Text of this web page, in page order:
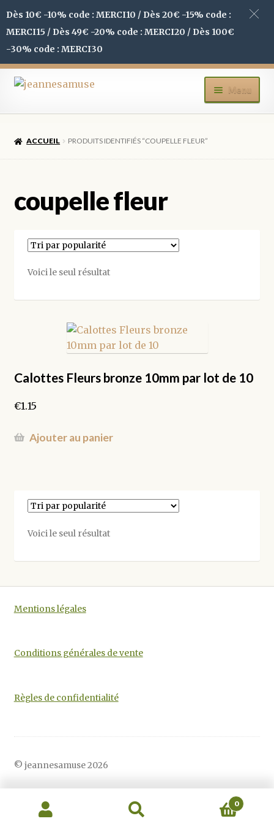
Dès 10€ -10% code : MERCI10 / Dès 20€ -15% code :
MERCI15 / Dès 49€ -20% code : MERCI20 / Dès 100€
-30% code : MERCI30
Aller
la
Aller
contenu
Menu
CONTACT
ACCUEIL PRODUITS IDENTIFIÉS “COUPELLE FLEUR”
coupelle fleur
Voici le seul résultat
Calottes Fleurs bronze 10mm par lot de 10
€1.15
Ajouter au panier
Voici le seul résultat
Mentions légales
Conditions générales de vente
Règles de confidentialité
© jeannesamuse 2026
Recherche
Recherche
0